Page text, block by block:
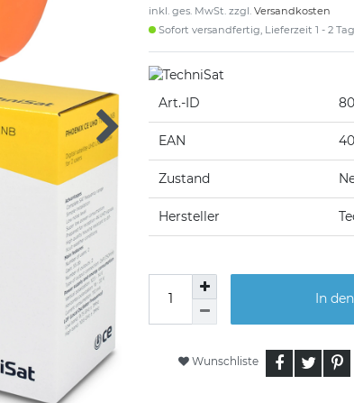
inkl. ges. MwSt. zzgl. Versandkosten
Sofort versandfertig, Lieferzeit 1 - 2
Art.-ID
EAN
Zustand
Hersteller
In
Wunschliste